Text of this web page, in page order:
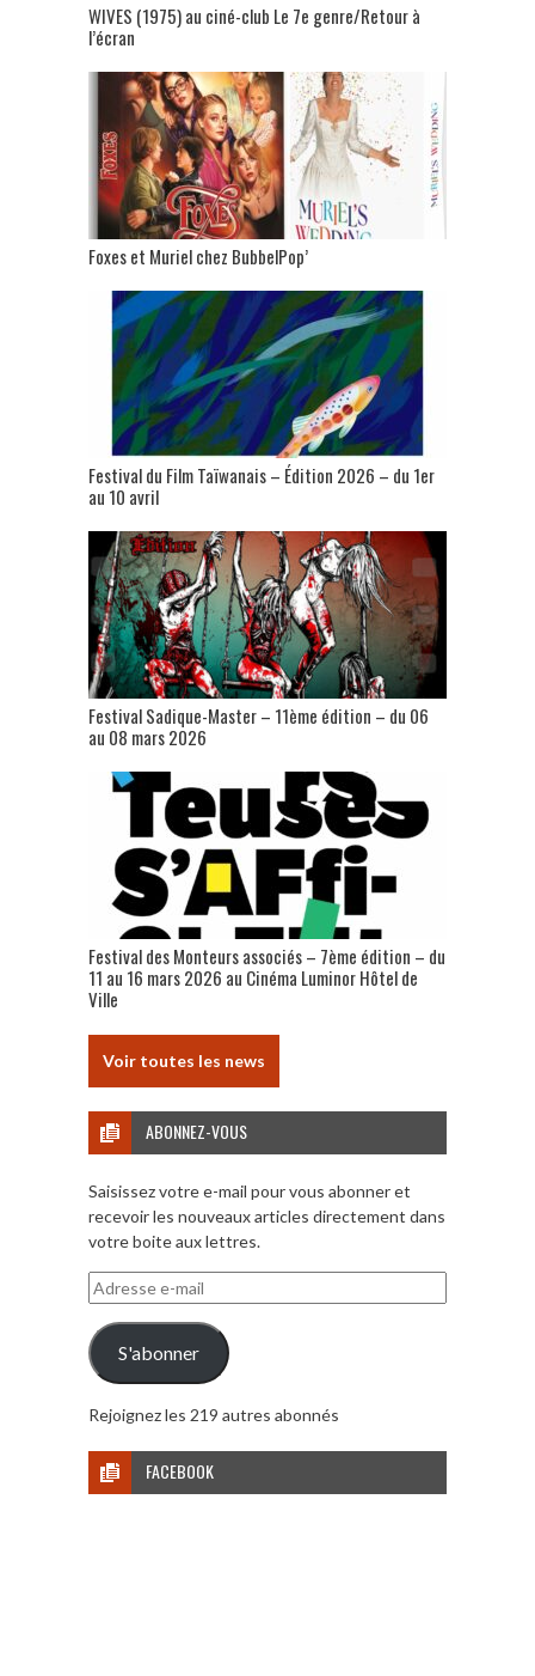
WIVES (1975) au ciné-club Le 7e genre/Retour à
l’écran
Foxes et Muriel chez BubbelPop’
Festival du Film Taïwanais – Édition 2026 – du 1er
au 10 avril
Festival Sadique-Master – 11ème édition – du 06
au 08 mars 2026
Festival des Monteurs associés – 7ème édition – du
11 au 16 mars 2026 au Cinéma Luminor Hôtel de
Ville
Voir toutes les news
ABONNEZ-VOUS
Saisissez votre e-mail pour vous abonner et
recevoir les nouveaux articles directement dans
votre boite aux lettres.
Adresse
e-
mail
S'abonner
Rejoignez les 219 autres abonnés
FACEBOOK